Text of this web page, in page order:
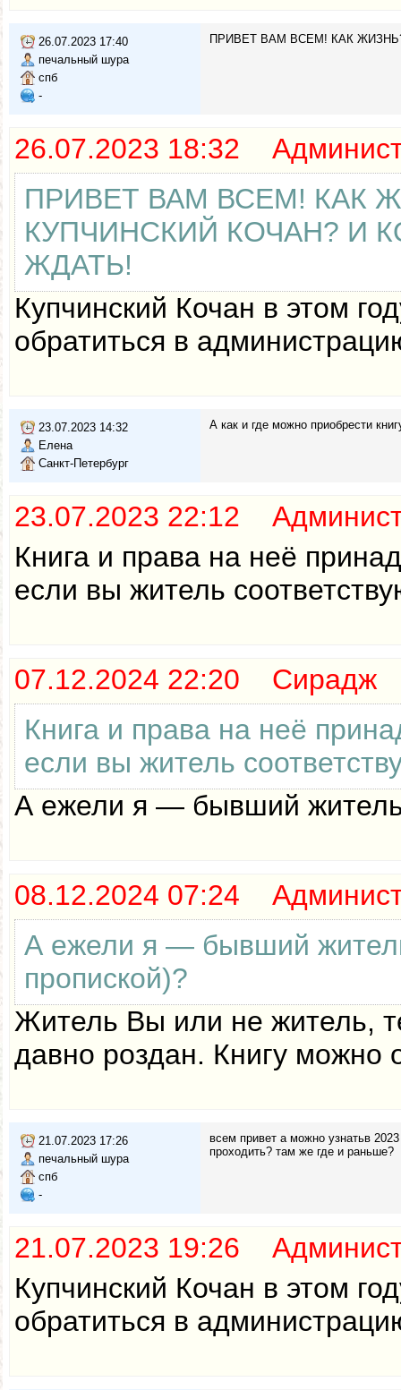
26.07.2023 17:40
печальный шура
спб
-
ПРИВЕТ ВАМ ВСЕМ! КАК
26.07.2023 18:32
ПРИВЕТ ВАМ ВСЕМ! КАК
КУПЧИНСКИЙ КОЧАН? И
ЖДАТЬ!
Купчинский Кочан в этом
обратиться в
23.07.2023 14:32
Елена
Санкт-Петербург
А как и где можно приобрести
23.07.2023 22:12
Книга и права на неё
если вы житель
07.12.2024 22:20 Сирадж
Книга и права на неё
если вы житель
А ежели я — бывший житель
08.12.2024 07:24
А ежели я — бывший
пропиской)?
Житель Вы или не житель,
давно роздан. Книгу можно
21.07.2023 17:26
печальный шура
спб
-
всем привет а можно узнатьв
проходить? там же где и раньше?
21.07.2023 19:26
Купчинский Кочан в этом
обратиться в